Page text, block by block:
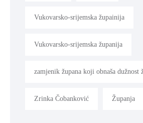
Vukovarsko-srijemska župainija
Vukovarsko-srijemska županija
zamjenik župana koji obnaša dužnost
Zrinka Čobanković Županja